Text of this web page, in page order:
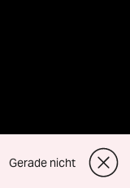
Gerade nicht